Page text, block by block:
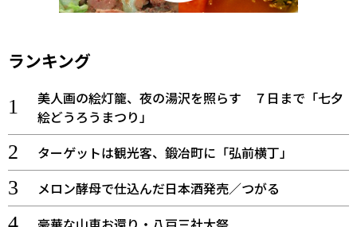
ランキング
美人画の絵灯籠、夜の湯沢を照らす ７日まで「七夕
絵どうろうまつり」
ターゲットは観光客、鍛冶町に「弘前横丁」
メロン酵母で仕込んだ日本酒発売／つがる